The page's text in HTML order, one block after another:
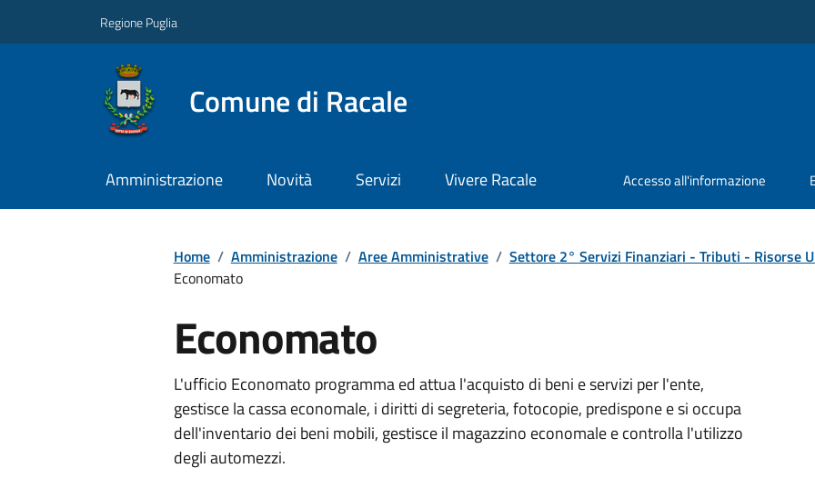
Regione Puglia
Comune di Racale
Amministrazione Novità Servizi Vivere Racale Accesso all'informazione
Home / Amministrazione / Aree Amministrative / Settore 2° Servizi Finanziari - Tributi - Risorse
Economato
Economato
L'ufficio Economato programma ed attua l'acquisto di beni e servizi per l'ente,
gestisce la cassa economale, i diritti di segreteria, fotocopie, predispone e si occupa
dell'inventario dei beni mobili, gestisce il magazzino economale e controlla l'utilizzo
degli automezzi.